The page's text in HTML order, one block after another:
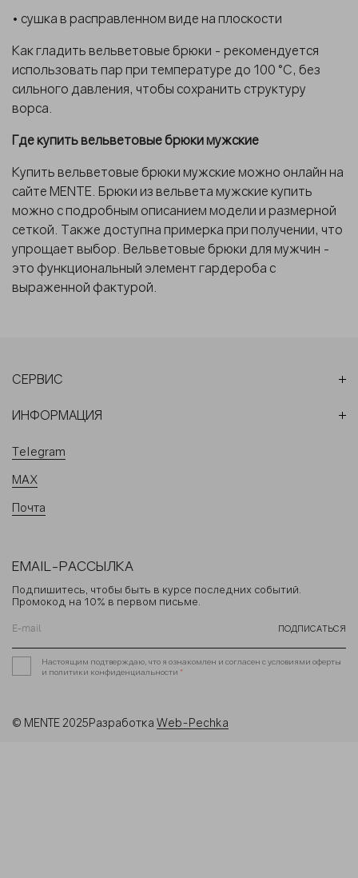
• сушка в расправленном виде на плоскости
Как гладить вельветовые брюки - рекомендуется
использовать пар при температуре до 100 °C, без
сильного давления, чтобы сохранить структуру
ворса.
Где купить вельветовые брюки мужские
Купить вельветовые брюки мужские можно онлайн на
сайте MENTE. Брюки из вельвета мужские купить
можно с подробным описанием модели и размерной
сеткой. Также доступна примерка при получении, что
упрощает выбор. Вельветовые брюки для мужчин -
это функциональный элемент гардероба с
выраженной фактурой.
СЕРВИС
ИНФОРМАЦИЯ
Telegram
MAX
Почта
© MENTE 2025Разработка Web-Pechka
EMAIL-РАССЫЛКА
Подпишитесь, чтобы быть в курсе последних событий.
Промокод на 10% в первом письме.
ПОДПИСАТЬСЯ
Настоящим подтверждаю, что я ознакомлен и согласен с условиями оферты
и политики конфиденциальности *